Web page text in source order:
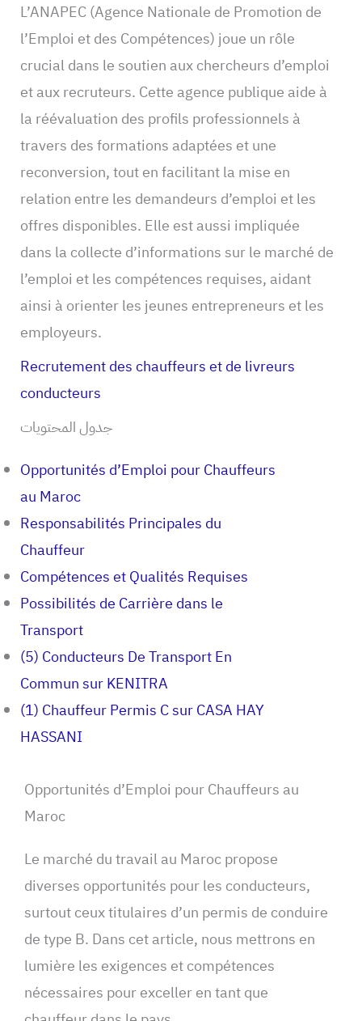
L’ANAPEC (Agence Nationale de Promotion de
l’Emploi et des Compétences) joue un rôle
crucial dans le soutien aux chercheurs d’emploi
et aux recruteurs. Cette agence publique aide à
la réévaluation des profils professionnels à
travers des formations adaptées et une
reconversion, tout en facilitant la mise en
relation entre les demandeurs d’emploi et les
offres disponibles. Elle est aussi impliquée
dans la collecte d’informations sur le marché de
l’emploi et les compétences requises, aidant
ainsi à orienter les jeunes entrepreneurs et les
employeurs.
Recrutement des chauffeurs et de livreurs
conducteurs
جدول المحتويات
Opportunités d’Emploi pour Chauffeurs
au Maroc
Responsabilités Principales du
Chauffeur
Compétences et Qualités Requises
Possibilités de Carrière dans le
Transport
(5) Conducteurs De Transport En
Commun sur KENITRA
(1) Chauffeur Permis C sur CASA HAY
HASSANI
Opportunités d’Emploi pour Chauffeurs au
Maroc
Le marché du travail au Maroc propose
diverses opportunités pour les conducteurs,
surtout ceux titulaires d’un permis de conduire
de type B. Dans cet article, nous mettrons en
lumière les exigences et compétences
nécessaires pour exceller en tant que